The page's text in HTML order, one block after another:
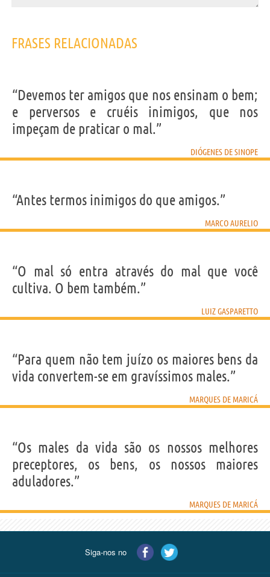
FRASES RELACIONADAS
“Devemos ter amigos que nos ensinam o bem;
e perversos e cruéis inimigos, que nos
impeçam de praticar o mal.”
DIÓGENES DE SINOPE
“Antes termos inimigos do que amigos.”
MARCO AURELIO
“O mal só entra através do mal que você
cultiva. O bem também.”
LUIZ GASPARETTO
“Para quem não tem juízo os maiores bens da
vida convertem-se em gravíssimos males.”
MARQUES DE MARICÁ
“Os males da vida são os nossos melhores
preceptores, os bens, os nossos maiores
aduladores.”
MARQUES DE MARICÁ
Siga-nos no